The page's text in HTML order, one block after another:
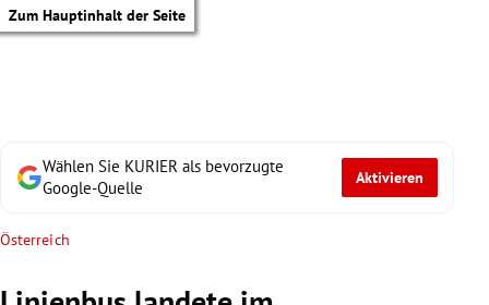
Zum Hauptinhalt der Seite
Wählen Sie KURIER als bevorzugte
Google-Quelle
Aktivieren
Österreich